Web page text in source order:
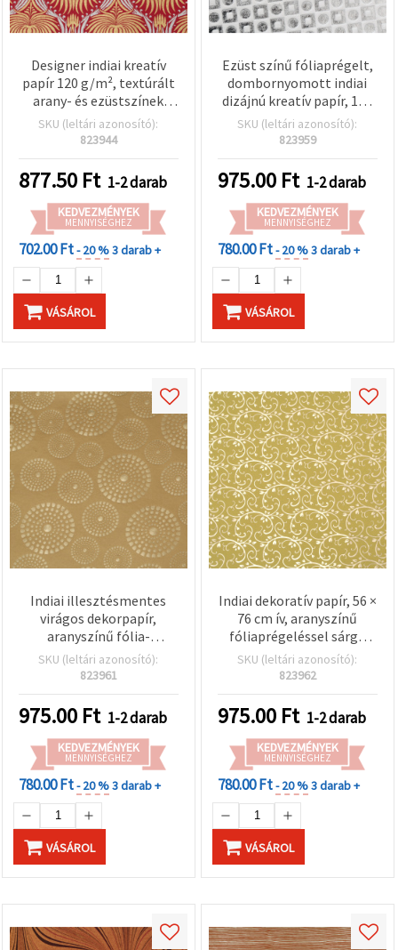
Designer indiai kreatív
papír 120 g/m², textúrált
arany- és ezüstszínek
rózsaszín alapon, 56×76
cm, scrapbookhoz,
projektekhez, HP16
SKU (leltári azonosító):
823944
877.50 Ft 1-2 darab
KEDVEZMÉNYEK
MENNYISÉGHEZ
702.00 Ft- 20 %3 darab +
VÁSÁROL
Ezüst színű fóliaprégelt,
dombornyomott indiai
dizájnú kreatív papír, 120
g/m², 56 x 76 cm ív – DIY,
scrapbooking,
művészeti projektekhez –
HP31
SKU (leltári azonosító):
823959
975.00 Ft 1-2 darab
KEDVEZMÉNYEK
MENNYISÉGHEZ
780.00 Ft- 20 %3 darab +
VÁSÁROL
Indiai illesztésmentes
virágos dekorpapír,
aranyszínű fólia-
nyomattal, 120 g/m², 56 ×
76 cm – scrapbooking,
dekupázs és kreatív hobbi
(HP33)
SKU (leltári azonosító):
823961
975.00 Ft 1-2 darab
KEDVEZMÉNYEK
MENNYISÉGHEZ
780.00 Ft- 20 %3 darab +
VÁSÁROL
Indiai dekoratív papír, 56 ×
76 cm ív, aranyszínű
fóliaprégeléssel sárga
alapon, barokk virágindás
minta, 120 g/m² –
képeslapkészítéshez, DIY
kreatív projektekhez és
ajándékcsomagoláshoz,
HP34
SKU (leltári azonosító):
823962
975.00 Ft 1-2 darab
KEDVEZMÉNYEK
MENNYISÉGHEZ
780.00 Ft- 20 %3 darab +
VÁSÁROL